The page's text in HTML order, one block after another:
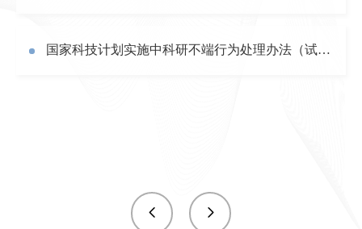
国家科技计划实施中科研不端行为处理办法（试行）